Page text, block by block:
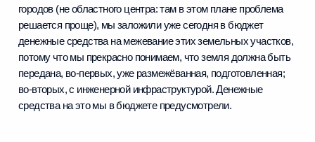
городов (не областного центра: там в этом плане проблема
решается проще), мы заложили уже сегодня в бюджет
денежные средства на межевание этих земельных участков,
потому что мы прекрасно понимаем, что земля должна быть
передана, во‑первых, уже размежёванная, подготовленная;
во‑вторых, с инженерной инфраструктурой. Денежные
средства на это мы в бюджете предусмотрели.